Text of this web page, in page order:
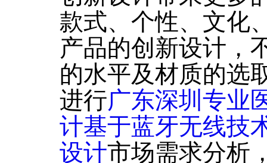
款式、个性、文化
产品的创新设计，
的水平及材质的选
进行广东深圳专业
计基于蓝牙无线技
设计市场需求分析